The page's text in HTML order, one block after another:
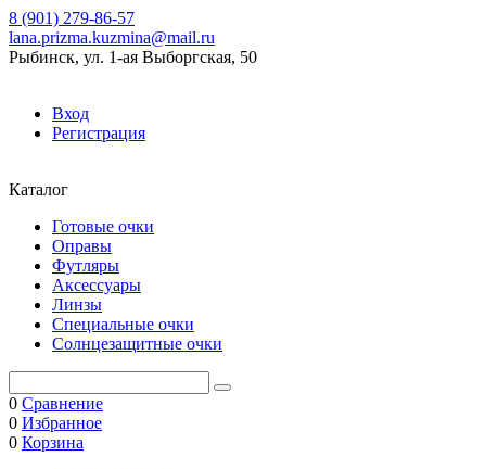
8 (901) 279-86-57
lana.prizma.kuzmina@mail.ru
Рыбинск, ул. 1-ая Выборгская, 50
Вход
Регистрация
Каталог
Готовые очки
Оправы
Футляры
Аксессуары
Линзы
Специальные очки
Солнцезащитные очки
0 Сравнение
0 Избранное
0 Корзина